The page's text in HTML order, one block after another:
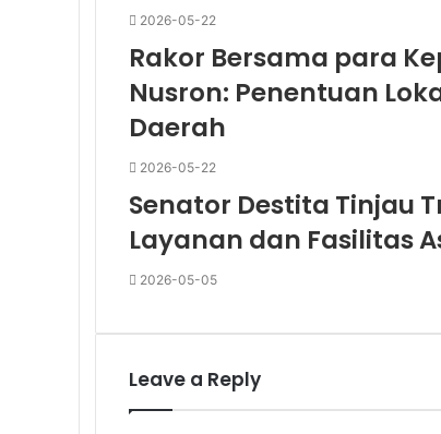
2026-05-22
Rakor Bersama para
Nusron: Penentuan
Daerah
2026-05-22
Senator Destita Tinjau
Layanan dan Fasilitas
2026-05-05
Leave a Reply